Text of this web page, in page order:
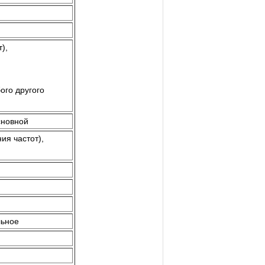
другого
частот),